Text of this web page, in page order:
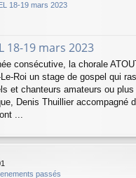
18-19 mars 2023
18-19 mars 2023
consécutive, la chorale
Roi un stage de gospel qui
et chanteurs amateurs ou
Denis Thuillier accompagné
...
passés